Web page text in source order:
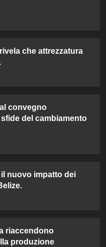
che attrezzatura
convegno
del cambiamento
nuovo impatto dei
riaccendono
produzione